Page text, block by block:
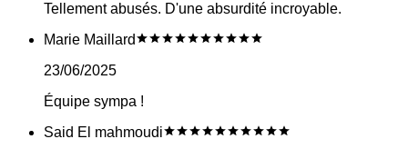
Tellement abusés. D'une absurdité incroyable.
Marie Maillard
23/06/2025
Équipe sympa !
Said El mahmoudi